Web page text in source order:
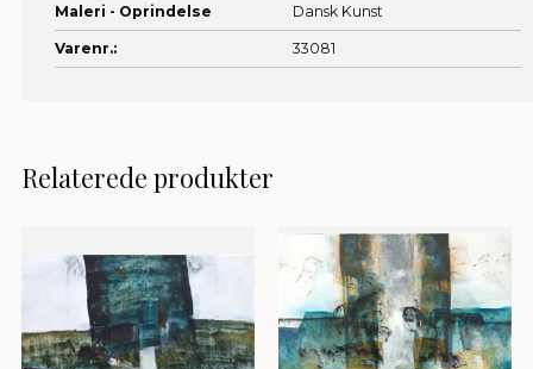
Maleri - Oprindelse Dansk Kunst
Varenr.: 33081
Relaterede produkter